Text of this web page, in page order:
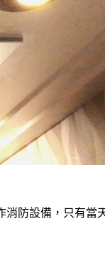
防設備，只有當